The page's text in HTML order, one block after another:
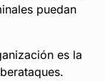
puedan
es la